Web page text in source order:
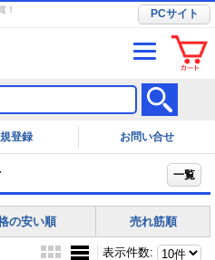
！
PCサイト
お問い合せ
一覧
の安い順 売れ筋順
表示件数: